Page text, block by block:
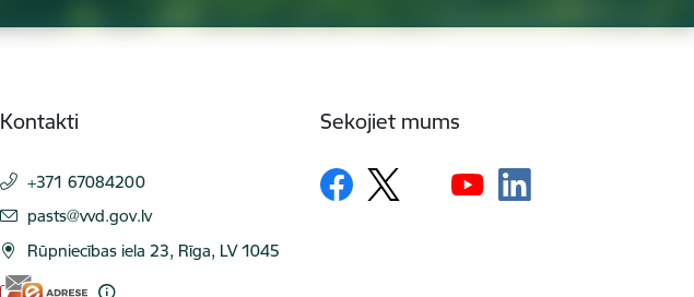
Kontakti
+371 67084200
E-pasts:
pasts@vvd.gov.lv
Rūpniecības iela 23, Rīga, LV 1045
Sekojiet mums